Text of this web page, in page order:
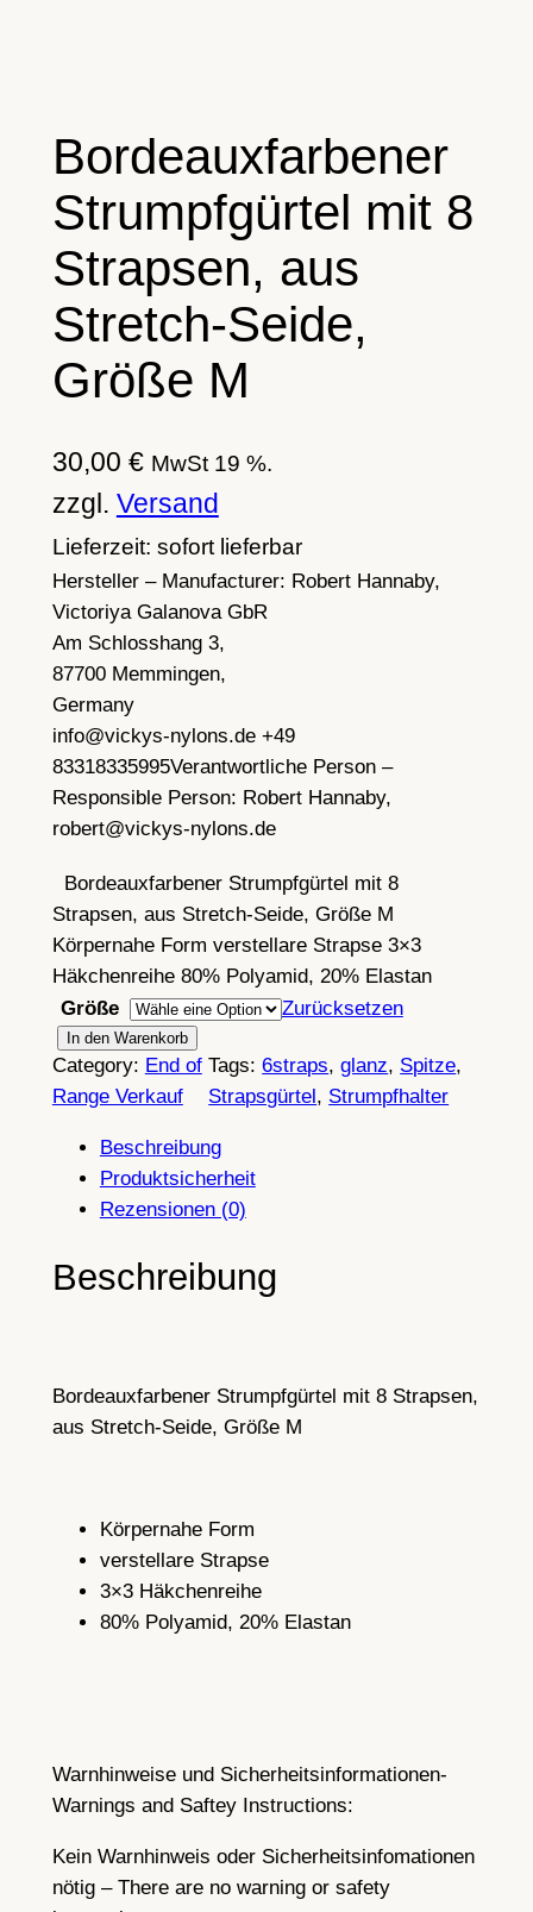
Bordeauxfarbener
Strumpfgürtel mit 8
Strapsen, aus
Stretch-Seide,
Größe M
30,00 € MwSt 19 %.
zzgl. Versand
Lieferzeit: sofort lieferbar
Hersteller – Manufacturer: Robert Hannaby,
Victoriya Galanova GbR
Am Schlosshang 3,
87700 Memmingen,
Germany
info@vickys-nylons.de +49
83318335995Verantwortliche Person –
Responsible Person: Robert Hannaby,
robert@vickys-nylons.de
Bordeauxfarbener Strumpfgürtel mit 8
Strapsen, aus Stretch-Seide, Größe M
Körpernahe Form verstellare Strapse 3×3
Häkchenreihe 80% Polyamid, 20% Elastan
Größe
Zurücksetzen
o
r
f
e
n
ü
r
t
l
In den Warenkorb
Category: End of
Range Verkauf
Tags:6straps, glanz, Spitze
Strapsgürtel, Strumpfhalter
Beschreibung
Produktsicherheit
Rezensionen (0)
Beschreibung
Bordeauxfarbener Strumpfgürtel mit 8 Strapsen,
aus Stretch-Seide, Größe M
Körpernahe Form
verstellare Strapse
3×3 Häkchenreihe
80% Polyamid, 20% Elastan
Warnhinweise und Sicherheitsinformationen-
Warnings and Saftey Instructions:
Kein Warnhinweis oder Sicherheitsinfomationen
nötig – There are no warning or safety